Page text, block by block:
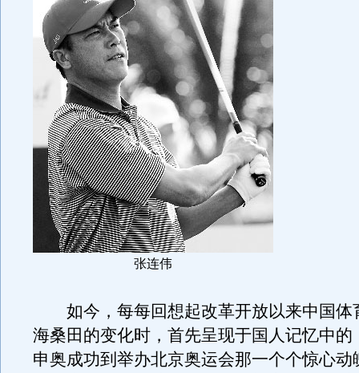
张连伟
如今，每每回想起改革开放以来中国体
海桑田的变化时，首先呈现于国人记忆中的
申奥成功到举办北京奥运会那一个个惊心动